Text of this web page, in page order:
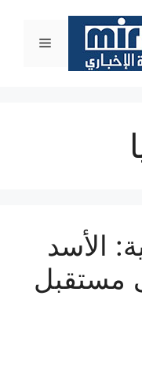
القائمة
الأسد
مستقبل